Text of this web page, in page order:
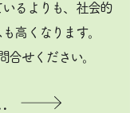
るよりも、社会的
高くなります。
合せください。
こちら